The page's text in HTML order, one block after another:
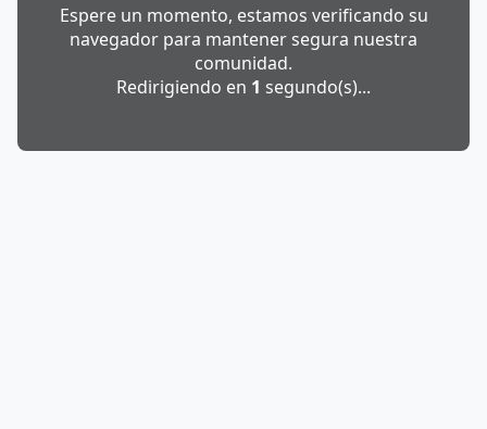
Espere un momento, estamos verificando su
navegador para mantener segura nuestra
comunidad.
Redirigiendo en 1 segundo(s)...